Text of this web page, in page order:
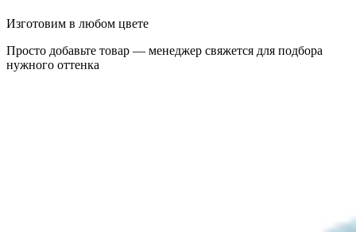
Изготовим в любом цвете
Просто добавьте товар — менеджер свяжется для подбора
нужного оттенка